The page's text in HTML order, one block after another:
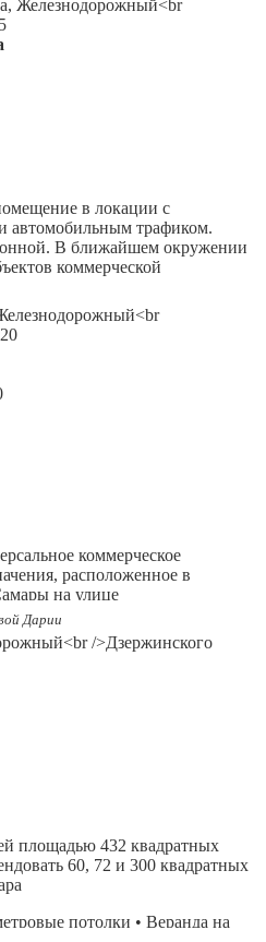
московское шоссе, киевская,
железнодорожного района,тц
в локации с
трафиком.
В ближайшем окружении
коммерческой
с дороги, ваш бизнес
ремонт, выделенная
коммерческое
расположенное в
на улице
этаже на первой линии,
36 квадратных метров.
что создаёт ощущение
сразу приступить к
(маркетплейс, салон красоты,
районе
Дарии
площадью 432 квадратных
60, 72 и 300 квадратных
потолки • Веранда на